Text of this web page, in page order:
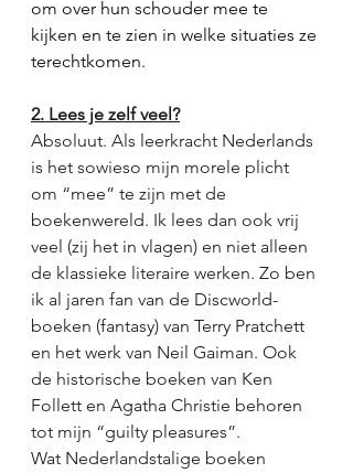
om over hun schouder mee te
kijken en te zien in welke situaties ze
terechtkomen.
2. Lees je zelf veel?
Absoluut. Als leerkracht Nederlands
is het sowieso mijn morele plicht
om “mee” te zijn met de
boekenwereld. Ik lees dan ook vrij
veel (zij het in vlagen) en niet alleen
de klassieke literaire werken. Zo ben
ik al jaren fan van de Discworld-
boeken (fantasy) van Terry Pratchett
en het werk van Neil Gaiman. Ook
de historische boeken van Ken
Follett en Agatha Christie behoren
tot mijn “guilty pleasures”.
Wat Nederlandstalige boeken